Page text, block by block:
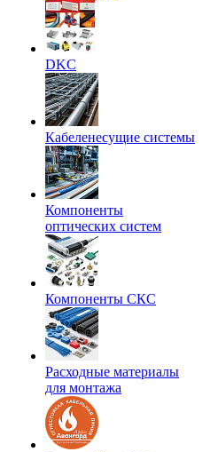
DKC
Кабеленесущие системы
Компоненты
оптических систем
Компоненты СКС
Расходные материалы
для монтажа